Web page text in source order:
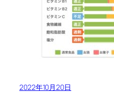
2022年10月20日